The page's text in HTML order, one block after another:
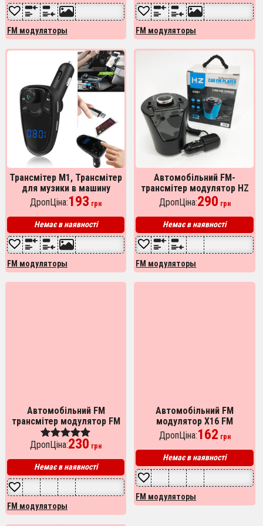
FM модуляторы FM модуляторы
Трансмітер M1, Трансмітер
для музики в машину
передавач для музики в
машину, Якісний фм
модулятор
ДропЦіна:193 грн
Немає в наявності
FM модуляторы
Автомобільний FM-
трансмітер модулятор HZ
FM MOD H26+BT (BX6)
живлення від прикурювача
з Bluetooth
ДропЦіна:290 грн
Немає в наявності
FM модуляторы
Автомобільний FM
трансмітер модулятор FM
FM трансмітер модулятор
авто MP3 Bluetooth H20+BT
Оценка
из 5
ДропЦіна:230 грн
Немає в наявності
FM модуляторы
Автомобільний FM
модулятор X16 FM
трансмітер Bluetooth, FM
трансмітер стерео,
Трансмітер для музики
ДропЦіна:162 грн
Немає в наявності
FM модуляторы